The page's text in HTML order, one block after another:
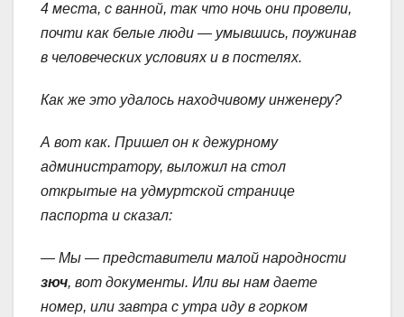
4 места, с ванной, так что ночь они провели,
почти как белые люди — умывшись, поужинав
в человеческих условиях и в постелях.
Как же это удалось находчивому инженеру?
А вот как. Пришел он к дежурному
администратору, выложил на стол
открытые на удмуртской странице
паспорта и сказал:
— Мы — представители малой народности
зюч, вот документы. Или вы нам даете
номер, или завтра с утра иду в горком